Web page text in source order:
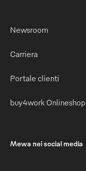
Newsroom
Carriera
Portale clienti
buy4work Onlineshop
Mewa nei social media